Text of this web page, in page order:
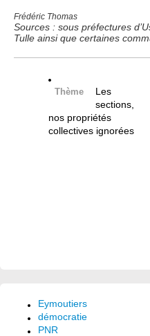
Frédéric Thomas
Sources : sous préfectures
Tulle ainsi que certaines
Thème
Les
sections,
nos propriétés
collectives ignorées
Eymoutiers
démocratie
PNR